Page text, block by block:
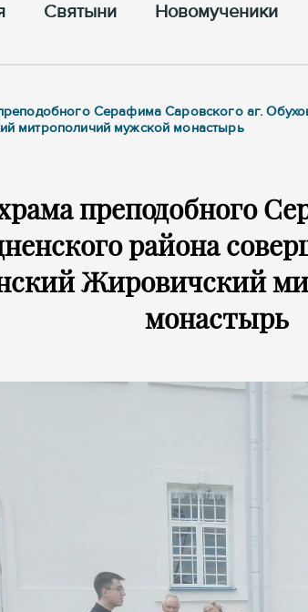
Cвятыни Новомученики
Серафима Саровского аг.
митрополичий мужской монастырь
преподобного
района
Жировичский
монастырь